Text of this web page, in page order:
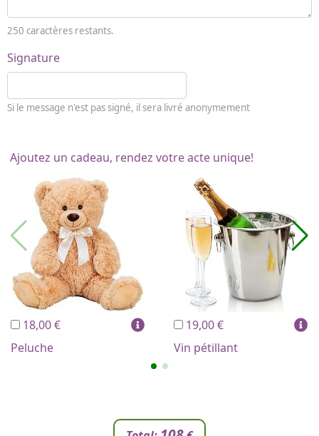
250 caractères restants.
Signature
Si le message n'est pas signé, il sera livré anonymement
Ajoutez un cadeau, rendez votre acte unique!
18,00 €
Peluche
19,00 €
Vin pétillant